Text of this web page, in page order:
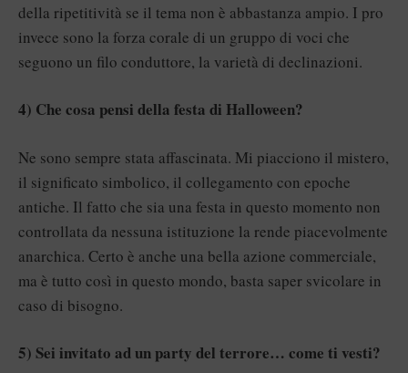
della ripetitività se il tema non è abbastanza ampio. I pro
invece sono la forza corale di un gruppo di voci che
seguono un filo conduttore, la varietà di declinazioni.
4) Che cosa pensi della festa di Halloween?
Ne sono sempre stata affascinata. Mi piacciono il mistero,
il significato simbolico, il collegamento con epoche
antiche. Il fatto che sia una festa in questo momento non
controllata da nessuna istituzione la rende piacevolmente
anarchica. Certo è anche una bella azione commerciale,
ma è tutto così in questo mondo, basta saper svicolare in
caso di bisogno.
5) Sei invitato ad un party del terrore… come ti vesti?